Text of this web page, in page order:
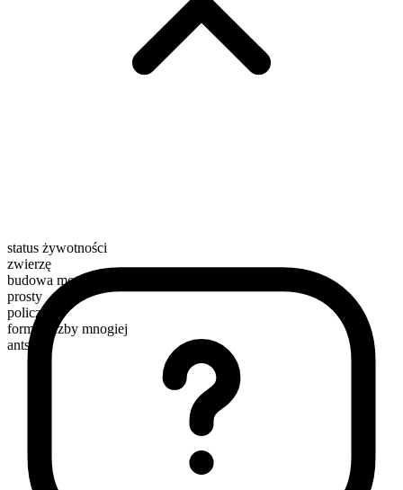
status żywotności
zwierzę
budowa morfologiczna
prosty
policzalny
forma liczby mnogiej
ants